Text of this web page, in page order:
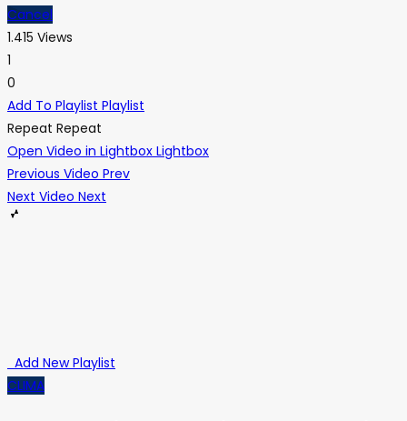
Cancel
1.415 Views
1
0
Add To Playlist Playlist
Repeat Repeat
Open Video in Lightbox Lightbox
Previous Video Prev
Next Video Next
Add New Playlist
CLIMA